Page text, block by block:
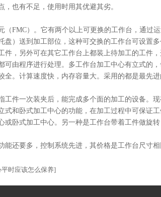
也有不足，使用时用其优避其劣。
（FMC）。它有两个以上可更换的工作台，通过
盘）送到加工部位，这种可交换的工作台可设置
件，另外可在其它工作台上都装上待加工的工件
可由程序进行处理。多工作台加工中心有立式的
。计算速度快，内存容量大。采用的都是最先进
工件一次装夹后，能完成多个面的加工的设备。
式和卧式加工中心的功能，在加工过程中可保证
或卧式加工中心。另一种是工作台带着工件做旋
还要多，控制系统先进，其价格是工作台尺寸相
时应该怎么保养]